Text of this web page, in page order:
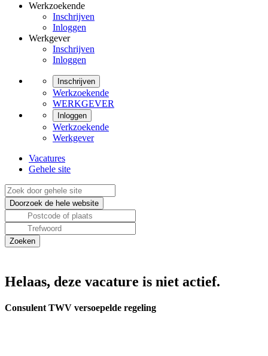
Werkzoekende
Inschrijven
Inloggen
Werkgever
Inschrijven
Inloggen
Inschrijven
Werkzoekende
WERKGEVER
Inloggen
Werkzoekende
Werkgever
Vacatures
Gehele site
Helaas, deze vacature is niet actief.
Consulent TWV versoepelde regeling